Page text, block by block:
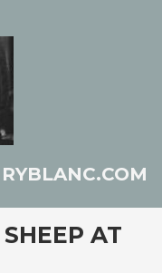
AT